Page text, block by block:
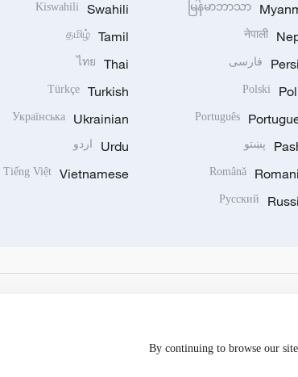
မြန်မာဘာသာ
नेपाली
فارسی
Polski
Português
پښتو
Română
Русский
Swahili
Kiswahili
Tamil
தமிழ்
Thai
ไทย
Turkish
Türkçe
Ukrainian
Українська
Urdu اردو
Vietnamese
Tiếng Việt
By continuing to browse our